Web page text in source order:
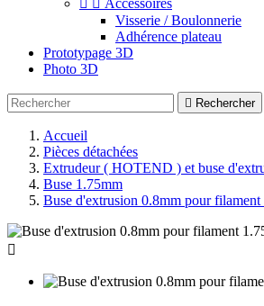
  Accessoires
Visserie / Boulonnerie
Adhérence plateau
Prototypage 3D
Photo 3D
 Rechercher
Accueil
Pièces détachées
Extrudeur ( HOTEND ) et buse
Buse 1.75mm
Buse d'extrusion 0.8mm pour filament
